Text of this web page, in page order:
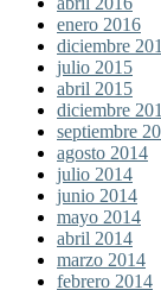
enero 2016
diciembre
julio 2015
abril 2015
diciembre
septiembre
agosto 2014
julio 2014
junio 2014
mayo 2014
abril 2014
marzo 2014
febrero 2014